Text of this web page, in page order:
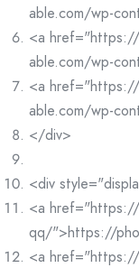
able.com/wp-
<a
able.com/wp-
<a
able.com/wp-
</div>
<div
<a href="https://
qq/">https://
<a href="https://